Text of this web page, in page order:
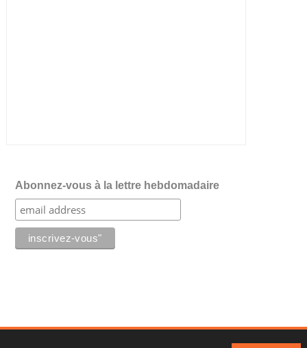
Abonnez-vous à la lettre hebdomadaire